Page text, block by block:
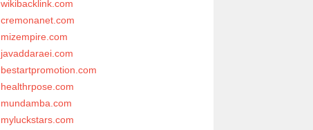
wikibacklink.com
cremonanet.com
mizempire.com
javaddaraei.com
bestartpromotion.com
healthrpose.com
mundamba.com
myluckstars.com